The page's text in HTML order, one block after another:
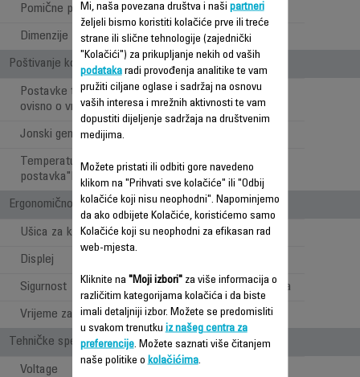
Pomične ploče
Dimenzije ploča 25 x 90 mm
Poštivanje kose i ergonomičnost
Postavke temperature
ovisno o vrsti kose
Jonski generator
Temperaturna
postavka"Respect" 170°C
Ergonomičnost / Udobnost pri upotrebi
Ušica za kačenje
Displej
Sigurnost Sistem zaključavanja
Vrijeme zagrijavanja 30
Tehničke specifikacije
Voltage
Mi, naša povezana društva i naši partneri
željeli bismo koristiti kolačiće prve ili treće
strane ili slične tehnologije (zajednički
"Kolačići") za prikupljanje nekih od vaših
podatakaradi provođenja analitike te vam
pružiti ciljane oglase i sadržaj na osnovu
vaših interesa i mrežnih aktivnosti te vam
dopustiti dijeljenje sadržaja na društvenim
medijima.
Možete pristati ili odbiti gore navedeno
klikom na "Prihvati sve kolačiće" ili "Odbij
kolačiće koji nisu neophodni". Napominjemo
da ako odbijete Kolačiće, koristićemo samo
Kolačiće koji su neophodni za efikasan rad
web-mjesta.
Kliknite na "Moji izbori"za više informacija o
različitim kategorijama kolačića i da biste
imali detaljniji izbor. Možete se predomisliti
u svakom trenutku iz našeg centra za
preferencije. Možete saznati više čitanjem
naše politike o kolačićima.